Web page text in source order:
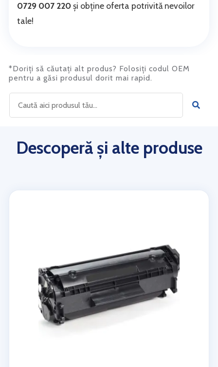
0729 007 220și obține oferta potrivită nevoilor
tale!
*Doriți să căutați alt produs? Folosiți codul OEM
pentru a găsi produsul dorit mai rapid.
Descoperă și alte produse